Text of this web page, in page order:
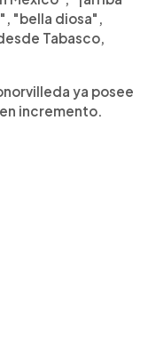
"bella diosa",
Tabasco,
ya posee
incremento.